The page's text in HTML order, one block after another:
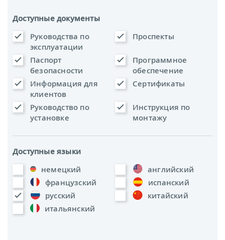
Доступные документы
Руководства по
эксплуатации
Проспекты
Паспорт
безопасности
Программное
обеспечение
Информация для
клиентов
Сертификаты
Руководство по
установке
Инструкция по
монтажу
Доступные языки
немецкий
английский
французский
испанский
русский
китайский
итальянский